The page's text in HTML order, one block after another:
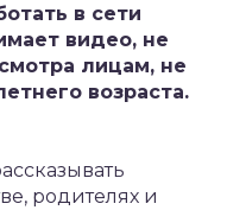
в сети
видео, не
лицам, не
возраста.
родителях и